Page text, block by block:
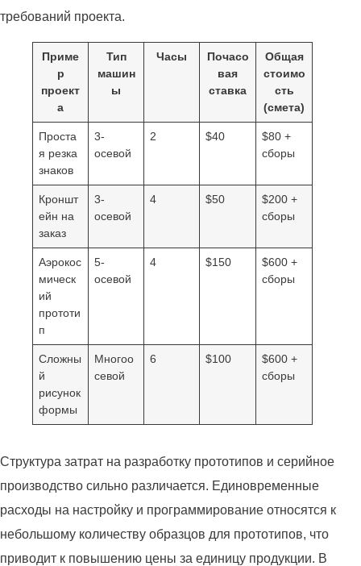
требований проекта.
Приме
р
проект
а
Тип
машин
ы
Часы
Почасо
вая
ставка
Общая
стоимо
сть
(смета)
Проста
я резка
знаков
3-
осевой
2 $40
$80 +
сборы
Кроншт
ейн на
заказ
3-
осевой
4 $50
$200 +
сборы
Аэрокос
мическ
ий
прототи
п
5-
осевой
4 $150
$600 +
сборы
Сложны
й
рисунок
формы
Многоо
севой
6 $100
$600 +
сборы
Структура затрат на разработку прототипов и серийное
производство сильно различается. Единовременные
расходы на настройку и программирование относятся к
небольшому количеству образцов для прототипов, что
приводит к повышению цены за единицу продукции. В